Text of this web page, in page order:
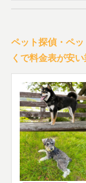
ペット探偵・ペ
くで料金表が安